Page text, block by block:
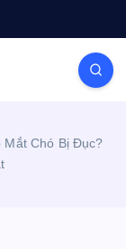
| Tips |
Mắt Chó Bị Đục?